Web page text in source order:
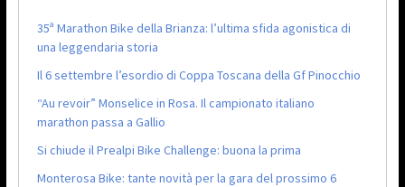
35ª Marathon Bike della Brianza: l’ultima sfida agonistica di
una leggendaria storia
Il 6 settembre l’esordio di Coppa Toscana della Gf Pinocchio
“Au revoir” Monselice in Rosa. Il campionato italiano
marathon passa a Gallio
Si chiude il Prealpi Bike Challenge: buona la prima
Monterosa Bike: tante novità per la gara del prossimo 6